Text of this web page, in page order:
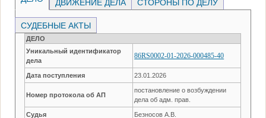
ДВИЖЕНИЕ ДЕЛА СТОРОНЫ ПО ДЕЛУ
СУДЕБНЫЕ АКТЫ
ДЕЛО
Уникальный идентификатор
дела
86RS0002-01-2026-000485-40
Дата поступления 23.01.2026
Номер протокола об АП
постановление о возбуждении
дела об адм. прав.
Судья Безносов А.В.